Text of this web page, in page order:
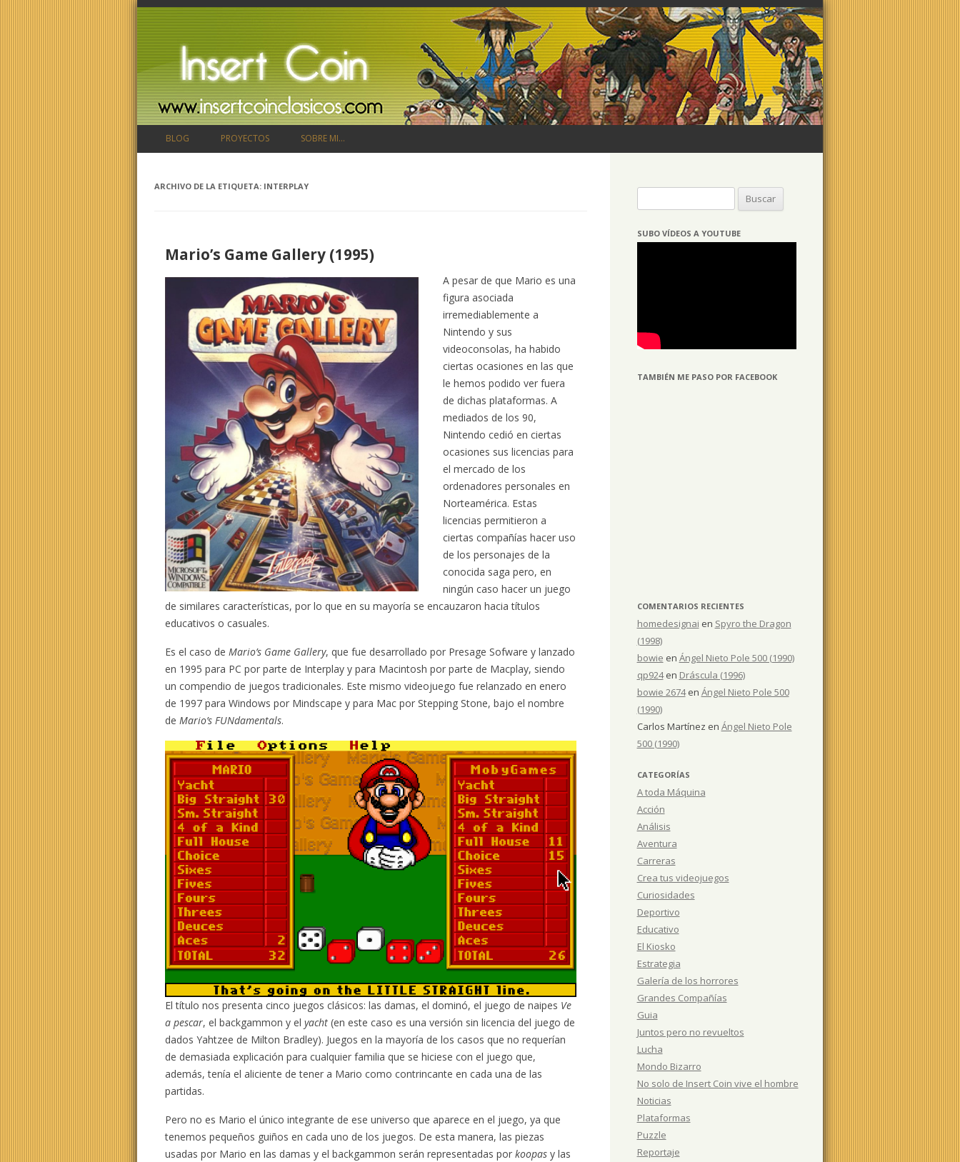
BLOG PROYECTOS SOBRE MI…
ARCHIVO DE LA ETIQUETA: INTERPLAY
Mario’s Game Gallery (1995)
A pesar de que Mario es una
figura asociada
irremediablemente a
Nintendo y sus
videoconsolas, ha habido
ciertas ocasiones en las que
le hemos podido ver fuera
de dichas plataformas. A
mediados de los 90,
Nintendo cedió en ciertas
ocasiones sus licencias para
el mercado de los
ordenadores personales en
Norteamérica. Estas
licencias permitieron a
ciertas compañías hacer uso
de los personajes de la
conocida saga pero, en
ningún caso hacer un juego
de similares características, por lo que en su mayoría se encauzaron hacia títulos
educativos o casuales.
Es el caso de Mario’s Game Gallery, que fue desarrollado por Presage Sofware y lanzado
en 1995 para PC por parte de Interplay y para Macintosh por parte de Macplay, siendo
un compendio de juegos tradicionales. Este mismo videojuego fue relanzado en enero
de 1997 para Windows por Mindscape y para Mac por Stepping Stone, bajo el nombre
de Mario’s FUNdamentals.
El título nos presenta cinco juegos clásicos: las damas, el dominó, el juego de naipes Ve
a pescar, el backgammon y elyacht (en este caso es una versión sin licencia del juego de
dados Yahtzee de Milton Bradley). Juegos en la mayoría de los casos que no requerían
de demasiada explicación para cualquier familia que se hiciese con el juego que,
además, tenía el aliciente de tener a Mario como contrincante en cada una de las
partidas.
Pero no es Mario el único integrante de ese universo que aparece en el juego, ya que
tenemos pequeños guiños en cada uno de los juegos. De esta manera, las piezas
usadas por Mario en las damas y el backgammon serán representadas porkoopas y las
SUBO VÍDEOS A YOUTUBE
TAMBIÉN ME PASO POR FACEBOOK
COMENTARIOS RECIENTES
homedesignai en Spyro the Dragon
(1998)
bowie en Ángel Nieto Pole 500 (1990)
qp924en Dráscula (1996)
bowie 2674en Ángel Nieto Pole 500
(1990)
Carlos Martínez en Ángel Nieto Pole
500 (1990)
CATEGORÍAS
A toda Máquina
Acción
Análisis
Aventura
Carreras
Crea tus videojuegos
Curiosidades
Deportivo
Educativo
El Kiosko
Estrategia
Galería de los horrores
Grandes Compañías
Guia
Juntos pero no revueltos
Lucha
Mondo Bizarro
No solo de Insert Coin vive el hombre
Noticias
Plataformas
Puzzle
Reportaje